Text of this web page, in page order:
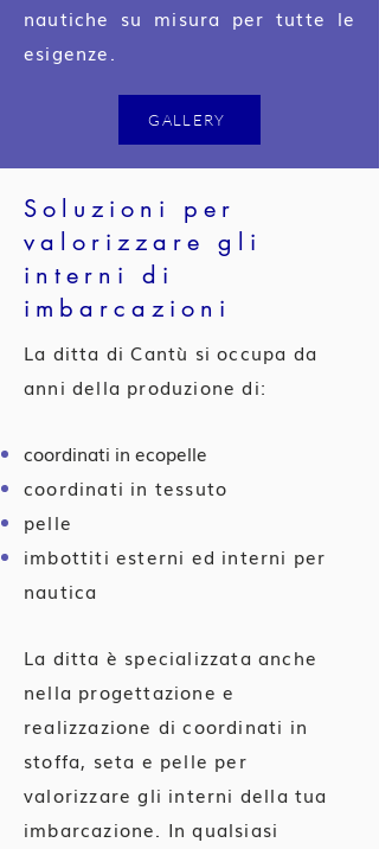
nautiche su misura per tutte le
esigenze.
GALLERY
Soluzioni per
valorizzare gli
interni di
imbarcazioni
La ditta di Cantù si occupa da
anni della produzione di:
coordinati in ecopelle
coordinati in tessuto
pelle
imbottiti esterni ed interni per
nautica
La ditta è specializzata anche
nella progettazione e
realizzazione di coordinati in
stoffa, seta e pelle per
valorizzare gli interni della tua
imbarcazione. In qualsiasi